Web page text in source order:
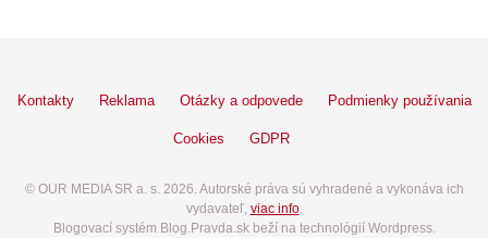
Kontakty Reklama Otázky a odpovede Podmienky používania
Cookies GDPR
© OUR MEDIA SR a. s. 2026. Autorské práva sú vyhradené a vykonáva ich
vydavateľ, viac info.
Blogovací systém Blog.Pravda.sk beží na technológií Wordpress.